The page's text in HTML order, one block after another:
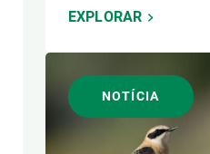
EXPLORAR
NOTÍCIA